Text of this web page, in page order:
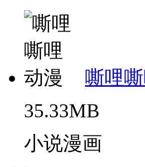
嘶哩
35.33MB
小说漫画